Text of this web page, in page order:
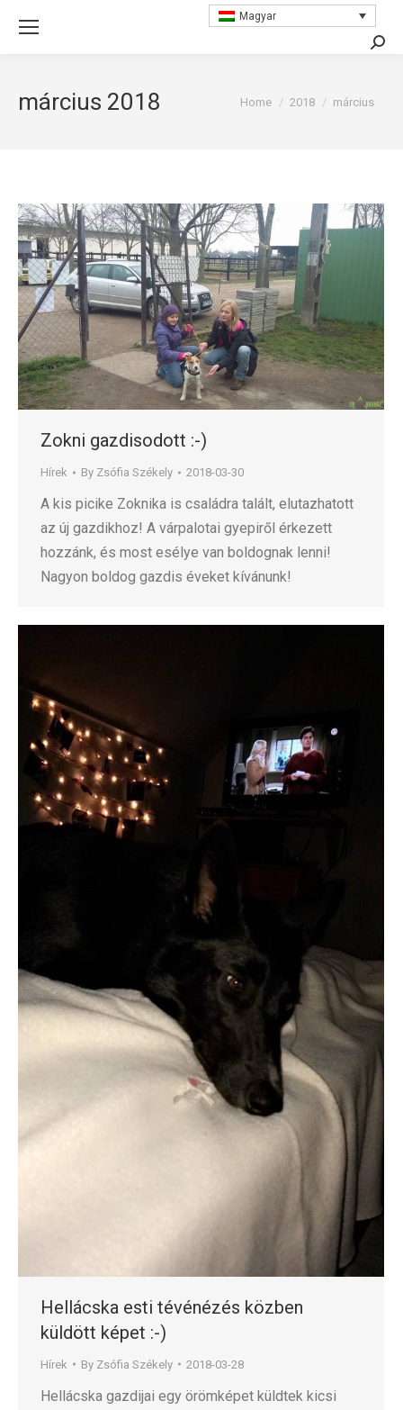
Magyar
március 2018 You are here:
Home 2018 március
Zokni gazdisodott :-)
Hírek By Zsófia Székely 2018-03-30
A kis picike Zoknika is családra talált, elutazhatott
az új gazdikhoz! A várpalotai gyepiről érkezett
hozzánk, és most esélye van boldognak lenni!
Nagyon boldog gazdis éveket kívánunk!
Hellácska esti tévénézés közben
küldött képet :-)
Hírek By Zsófia Székely 2018-03-28
Hellácska gazdijai egy örömképet küldtek kicsi